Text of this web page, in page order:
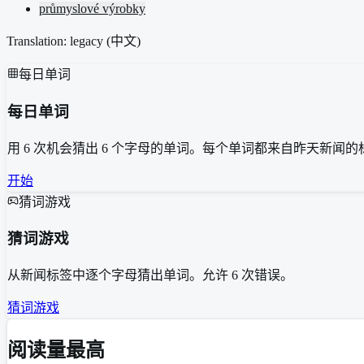
průmyslové výrobky
Translation: legacy (中文)
每日单词
每日单词
用 6 次机会猜出 6 个字母的单词。每个单词都来自昨天新闻的
开始
猜词游戏
猜词游戏
从新闻标签中逐个字母猜出单词。允许 6 次错误。
猜词游戏
阅读量最高